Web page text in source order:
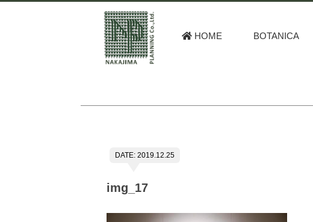
HOME BOTANICA
DATE: 2019.12.25
img_17